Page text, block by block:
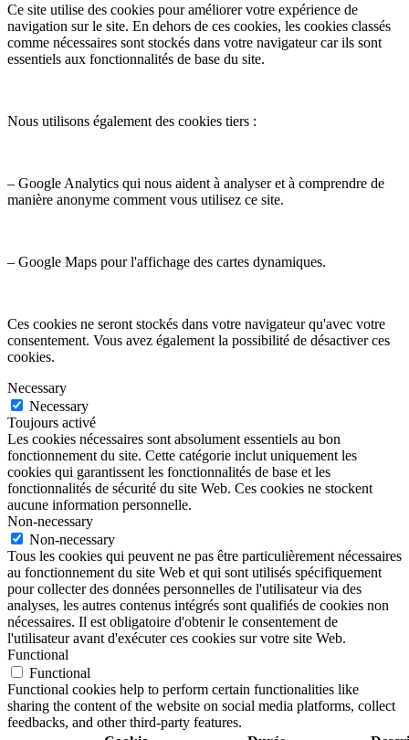
Ce site utilise des cookies pour améliorer votre expérience de
navigation sur le site. En dehors de ces cookies, les cookies classés
comme nécessaires sont stockés dans votre navigateur car ils sont
essentiels aux fonctionnalités de base du site.
Nous utilisons également des cookies tiers :
– Google Analytics qui nous aident à analyser et à comprendre de
manière anonyme comment vous utilisez ce site.
– Google Maps pour l'affichage des cartes dynamiques.
Ces cookies ne seront stockés dans votre navigateur qu'avec votre
consentement. Vous avez également la possibilité de désactiver ces
cookies.
Necessary
Necessary
Toujours activé
Les cookies nécessaires sont absolument essentiels au bon
fonctionnement du site. Cette catégorie inclut uniquement les
cookies qui garantissent les fonctionnalités de base et les
fonctionnalités de sécurité du site Web. Ces cookies ne stockent
aucune information personnelle.
Non-necessary
Non-necessary
Tous les cookies qui peuvent ne pas être particulièrement nécessaires
au fonctionnement du site Web et qui sont utilisés spécifiquement
pour collecter des données personnelles de l'utilisateur via des
analyses, les autres contenus intégrés sont qualifiés de cookies non
nécessaires. Il est obligatoire d'obtenir le consentement de
l'utilisateur avant d'exécuter ces cookies sur votre site Web.
Functional
Functional
Functional cookies help to perform certain functionalities like
sharing the content of the website on social media platforms, collect
feedbacks, and other third-party features.